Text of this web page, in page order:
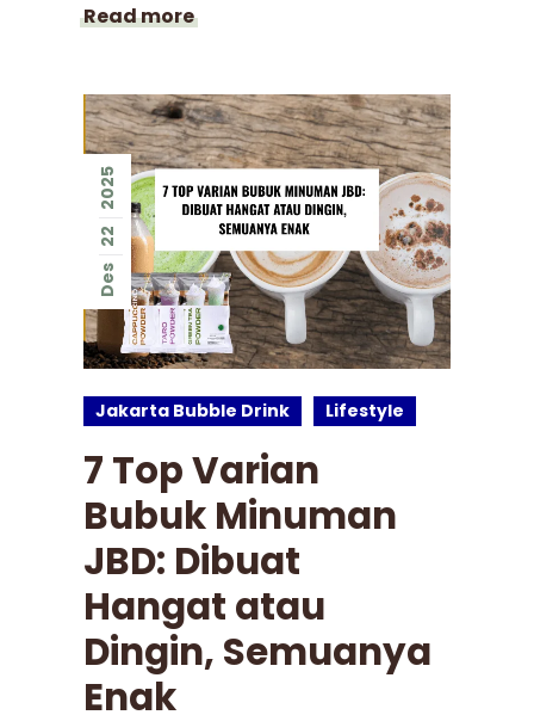
Read more
Des
22
2025
Jakarta Bubble Drink Lifestyle
7 Top Varian
Bubuk Minuman
JBD: Dibuat
Hangat atau
Dingin, Semuanya
Enak